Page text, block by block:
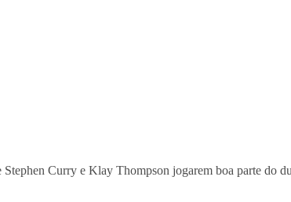
Curry e Klay Thompson jogarem boa parte do